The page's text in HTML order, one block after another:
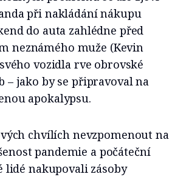
při nakládání nákupu
do auta zahlédne před
neznámého muže (Kevin
vozidla rve obrovské
– jako by se připravoval na
apokalypsu.
chvílích nevzpomenout na
pandemie a počáteční
lidé nakupovali zásoby